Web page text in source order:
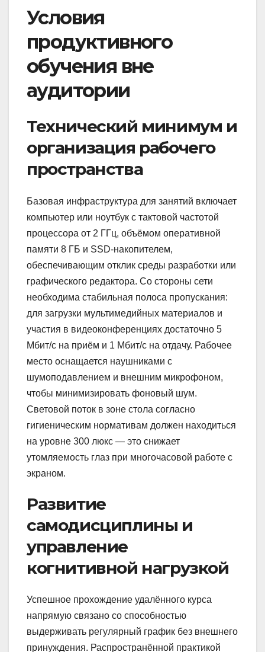
Условия
продуктивного
обучения вне
аудитории
Технический минимум и
организация рабочего
пространства
Базовая инфраструктура для занятий включает
компьютер или ноутбук с тактовой частотой
процессора от 2 ГГц, объёмом оперативной
памяти 8 ГБ и SSD-накопителем,
обеспечивающим отклик среды разработки или
графического редактора. Со стороны сети
необходима стабильная полоса пропускания:
для загрузки мультимедийных материалов и
участия в видеоконференциях достаточно 5
Мбит/с на приём и 1 Мбит/с на отдачу. Рабочее
место оснащается наушниками с
шумоподавлением и внешним микрофоном,
чтобы минимизировать фоновый шум.
Световой поток в зоне стола согласно
гигиеническим нормативам должен находиться
на уровне 300 люкс — это снижает
утомляемость глаз при многочасовой работе с
экраном.
Развитие
самодисциплины и
управление
когнитивной нагрузкой
Успешное прохождение удалённого курса
напрямую связано со способностью
выдерживать регулярный график без внешнего
принуждения. Распространённой практикой